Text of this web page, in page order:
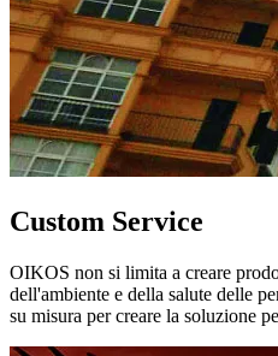
Custom Service
OIKOS non si limita a creare
dell'ambiente e della salute delle
su misura per creare la soluzione